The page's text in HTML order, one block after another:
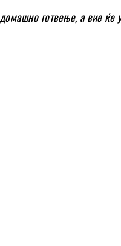
готвење, а вие ќе